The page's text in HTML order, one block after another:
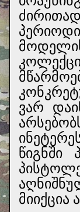
ვარ
წიგნში